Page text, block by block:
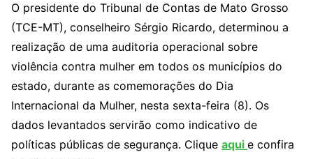
O presidente do Tribunal de Contas de Mato Grosso
(TCE-MT), conselheiro Sérgio Ricardo, determinou a
realização de uma auditoria operacional sobre
violência contra mulher em todos os municípios do
estado, durante as comemorações do Dia
Internacional da Mulher, nesta sexta-feira (8). Os
dados levantados servirão como indicativo de
políticas públicas de segurança. Clique aqui e confira